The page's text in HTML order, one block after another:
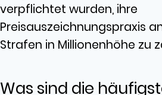
verpflichtet wurden, ihre
Preisauszeichnungspraxis
Strafen in Millionenhöhe zu
Was sind die